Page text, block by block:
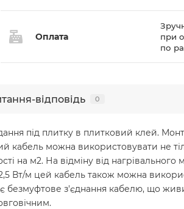
Оплата
при
по
відповідь 0
під плитку в плитковий клей.
можна використовувати не
на м2. На відміну від
Вт/м цей кабель також можна
з'єднання кабелю, що живить